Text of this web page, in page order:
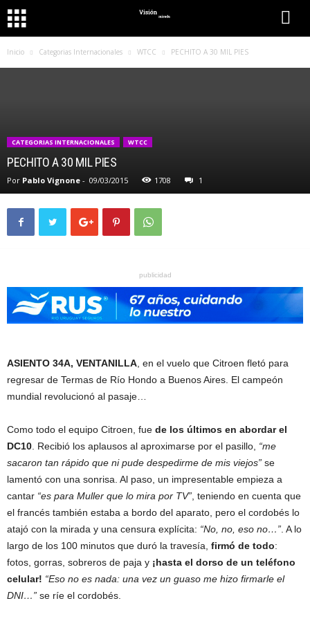
Inicio Categorias Internacionales WTCC PECHITO A 30 MIL PIES
CATEGORIAS INTERNACIONALES WTCC
PECHITO A 30 MIL PIES
Por Pablo Vignone - 09/03/2015 1708 1
publicidad
ASIENTO 34A, VENTANILLA , en el vuelo que Citroen fletó para
regresar de Termas de Río Hondo a Buenos Aires. El campeón
mundial revolucionó al pasaje…
Como todo el equipo Citroen, fue de los últimos en abordar el
DC10 . Recibió los aplausos al aproximarse por el pasillo, “me
sacaron tan rápido que ni pude despedirme de mis viejos” se
lamentó con una sonrisa. Al paso, un impresentable empieza a
cantar “es para Muller que lo mira por TV” , teniendo en cuenta que
el francés también estaba a bordo del aparato, pero el cordobés lo
atajó con la mirada y una censura explícita: “No, no, eso no…” . A lo
largo de los 100 minutos que duró la travesía, firmó de todo:
fotos, gorras, sobreros de paja y ¡hasta el dorso de un teléfono
celular! “Eso no es nada: una vez un guaso me hizo firmarle el
DNI…” se ríe el cordobés.